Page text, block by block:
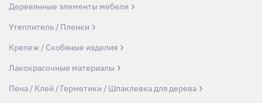
Деревянные элементы мебели
Утеплитель / Пленки
Крепеж / Скобяные изделия
Лакокрасочные материалы
Пена / Клей / Герметики / Шпаклевка для дерева